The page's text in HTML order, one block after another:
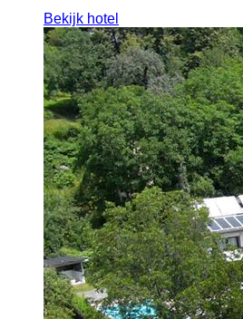
Bekijk hotel